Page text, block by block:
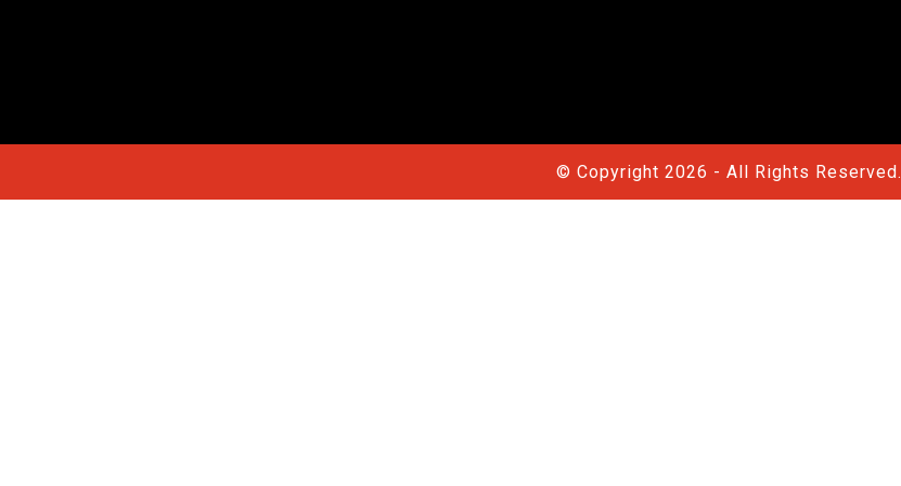
© Copyright 2026 - All Rights Reserved.